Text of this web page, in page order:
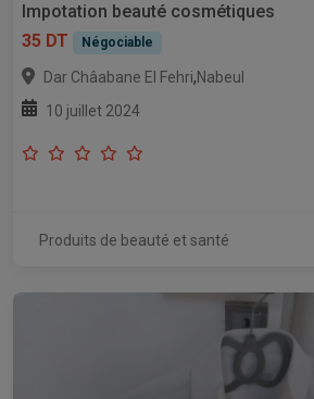
Impotation beauté cosmétiques
35 DT
Négociable
Dar Châabane El Fehri,Nabeul
10 juillet 2024
Produits de beauté et santé